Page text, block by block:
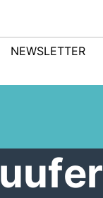
NEWSLETTER